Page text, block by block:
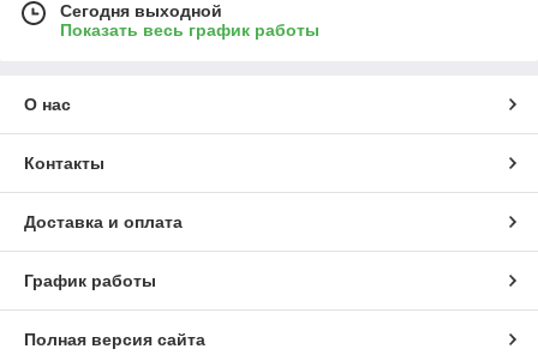
Сегодня выходной
Показать весь график работы
О нас
Контакты
Доставка и оплата
График работы
Полная версия сайта